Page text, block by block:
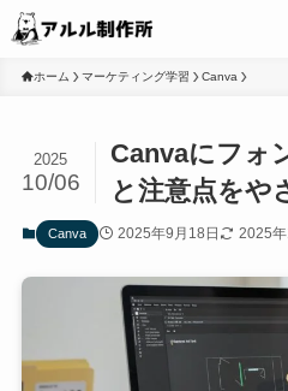
ホーム マーケティング学習 Canva
Canvaにフォ
と注意点をや
2025
10/06
Canva 2025年9月18日 2025